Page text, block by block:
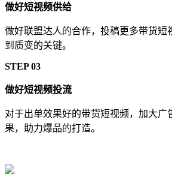
做好短视频供给
做好联盟达人的合作，投稿更多带货短
到质变的关键。
STEP 03
做好短视频投流
对于出单效果好的带货短视频，加大广
果，助力爆品的打造。